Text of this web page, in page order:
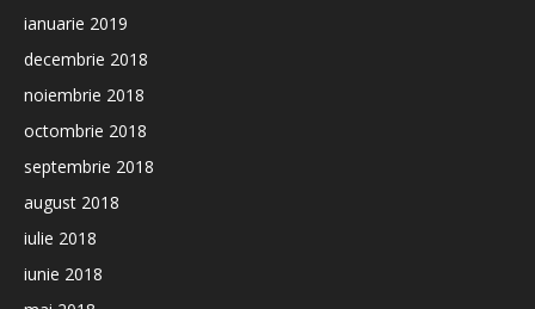
ianuarie 2019
decembrie 2018
noiembrie 2018
octombrie 2018
septembrie 2018
august 2018
iulie 2018
iunie 2018